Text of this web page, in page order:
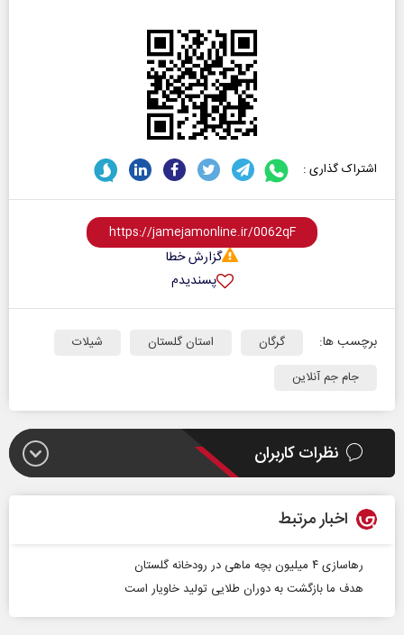
اشتراک گذاری :
گزارش خطا
پسندیدم
برچسب ها: گرگان استان گلستان
شیلات
جام جم آنلاین
نظرات کاربران
اخبار مرتبط
رهاسازی ۴ میلیون بچه ماهی در رودخانه گلستان
هدف ما بازگشت به دوران طلایی تولید خاویار است